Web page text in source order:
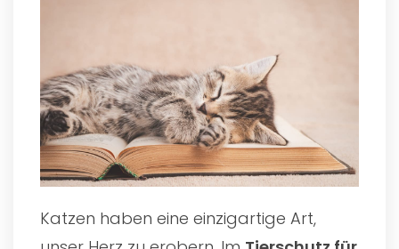
Katzen haben eine einzigartige Art,